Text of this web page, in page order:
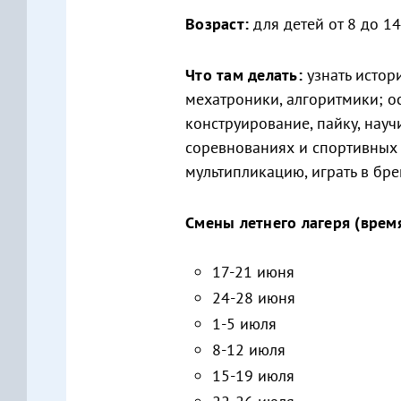
Возраст: для детей от 8 до
Что там делать: узнать
мехатроники, алгоритмики;
конструирование, пайку,
соревнованиях и спортивных
мультипликацию, играть в
Смены летнего лагеря
17-21 июня
24-28 июня
1-5 июля
8-12 июля
15-19 июля